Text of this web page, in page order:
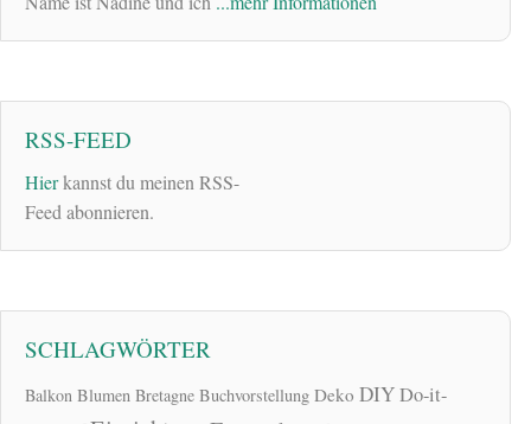
RSS-FEED
Hierkannst du meinen RSS-
Feed abonnieren.
SCHLAGWÖRTER
Balkon Blumen Bretagne Buchvorstellung Deko DIYDo-it-